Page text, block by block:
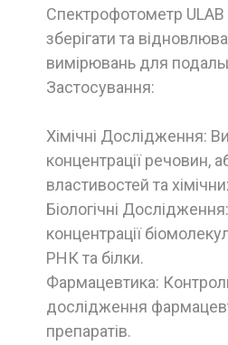
Спектрофотометр
зберігати та
вимірювань для
Застосування:
Хімічні Дослідження:
концентрації речовин,
властивостей та
Біологічні
концентрації
РНК та білки.
Фармацевтика:
дослідження
препаратів.